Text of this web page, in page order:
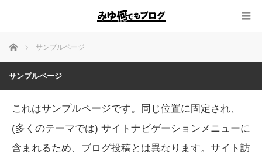
ホームサンプルページ
サンプルページ
これはサンプルページです。同じ位置に固定され、
(多くのテーマでは) サイトナビゲーションメニューに
含まれるため、ブログ投稿とは異なります。サイト訪